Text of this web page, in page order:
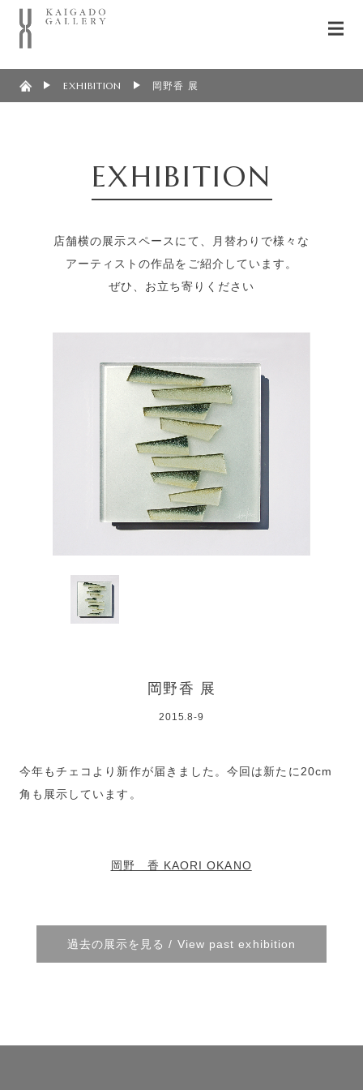
EXHIBITION 岡野香 展
EXHIBITION
店舗横の展示スペースにて、月替わりで様々な
アーティストの作品をご紹介しています。
ぜひ、お立ち寄りください
岡野香 展
2015.8-9
今年もチェコより新作が届きました。今回は新たに20cm
角も展示しています。
岡野 香 KAORI OKANO
過去の展示を見る / View past exhibition